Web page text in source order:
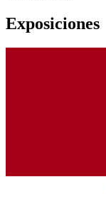
Exposiciones